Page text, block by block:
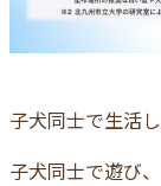
子犬同士で生活
子犬同士で遊び